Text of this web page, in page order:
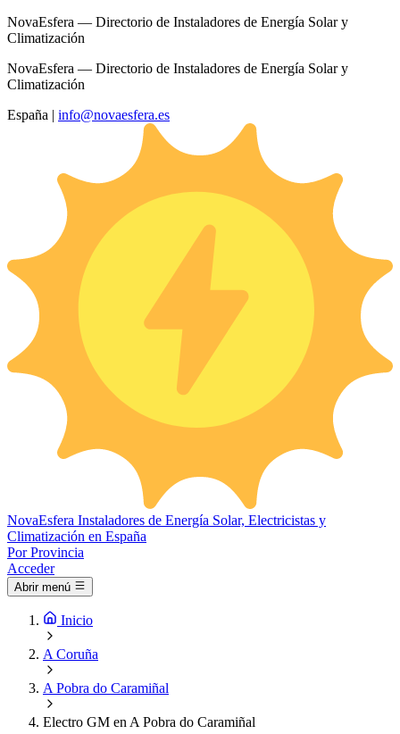
NovaEsfera — Directorio de Instaladores de Energía Solar y
Climatización
NovaEsfera — Directorio de Instaladores de Energía Solar y
Climatización
España | info@novaesfera.es
NovaEsfera Instaladores de Energía Solar, Electricistas y
Climatización en España
Por Provincia
Acceder
Abrir menú
Inicio
A Coruña
A Pobra do Caramiñal
Electro GM en A Pobra do Caramiñal